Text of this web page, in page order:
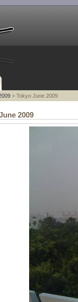
> Tokyo June 2009
2009